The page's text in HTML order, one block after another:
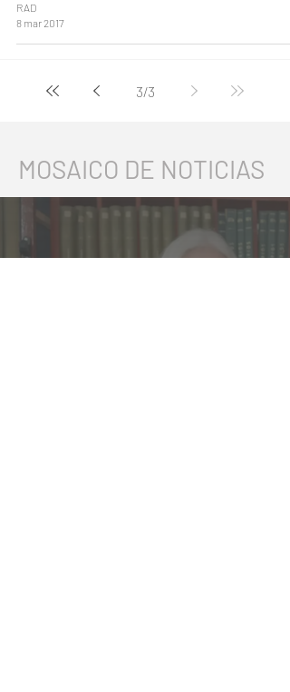
RAD
8 mar 2017
3/3
MOSAICO DE NOTICIAS